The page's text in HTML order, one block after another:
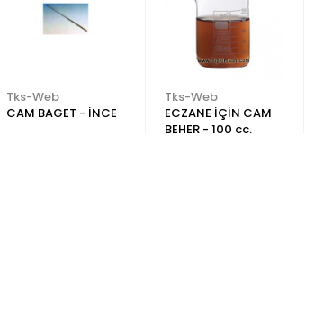
Tks-Web
CAM BAGET - İNCE
Tks-Web
ECZANE İÇİN CAM
BEHER - 100 cc.